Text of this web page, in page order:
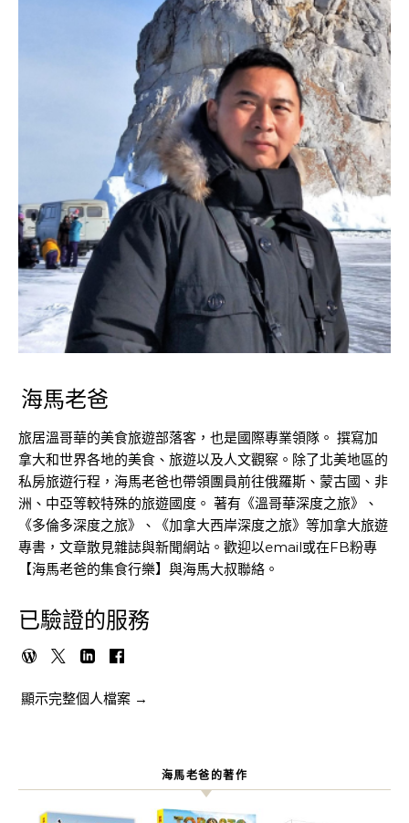
海馬老爸
旅居溫哥華的美食旅遊部落客，也是國際專業領隊。 撰寫加
拿大和世界各地的美食、旅遊以及人文觀察。除了北美地區的
私房旅遊行程，海馬老爸也帶領團員前往俄羅斯、蒙古國、非
洲、中亞等較特殊的旅遊國度。 著有《溫哥華深度之旅》、
《多倫多深度之旅》、《加拿大西岸深度之旅》等加拿大旅遊
專書，文章散見雜誌與新聞網站。歡迎以email或在FB粉專
【海馬老爸的集食行樂】與海馬大叔聯絡。
已驗證的服務
顯示完整個人檔案 →
海馬老爸的著作